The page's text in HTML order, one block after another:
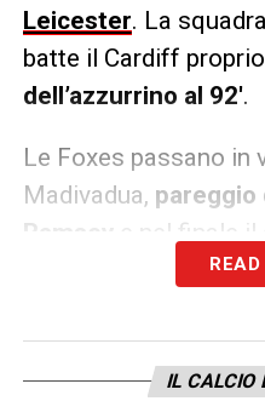
Leicester. La
batte il Cardiff
dell’azzurrino al 92′.
Le Foxes passano in
Madivadua, pareggio
Ramsey
e nel finale il
nazionale italiano
LA PLAYLIST DELLE
READ
IL CALCIO